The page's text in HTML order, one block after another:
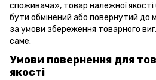
споживача», товар належної
бути обмінений або повернутий до
за умови збереження товарного
саме:
Умови повернення для
якості